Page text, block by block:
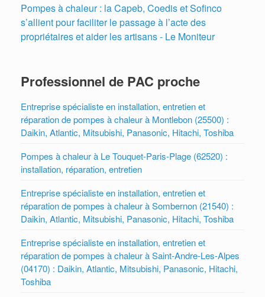
Pompes à chaleur : la Capeb, Coedis et Sofinco
s’allient pour faciliter le passage à l’acte des
propriétaires et aider les artisans - Le Moniteur
Professionnel de PAC proche
Entreprise spécialiste en installation, entretien et
réparation de pompes à chaleur à Montlebon (25500) :
Daikin, Atlantic, Mitsubishi, Panasonic, Hitachi, Toshiba
Pompes à chaleur à Le Touquet-Paris-Plage (62520) :
installation, réparation, entretien
Entreprise spécialiste en installation, entretien et
réparation de pompes à chaleur à Sombernon (21540) :
Daikin, Atlantic, Mitsubishi, Panasonic, Hitachi, Toshiba
Entreprise spécialiste en installation, entretien et
réparation de pompes à chaleur à Saint-Andre-Les-Alpes
(04170) : Daikin, Atlantic, Mitsubishi, Panasonic, Hitachi,
Toshiba